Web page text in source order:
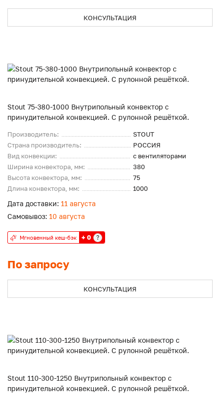
КОНСУЛЬТАЦИЯ
Stout 75-380-1000 Внутрипольный конвектор с
принудительной конвекцией. С рулонной решёткой.
Производитель:
STOUT
Страна производитель:
РОССИЯ
Вид конвекции:
с вентиляторами
Ширина конвектора, мм:
380
Высота конвектора, мм:
75
Длина конвектора, мм:
1000
По запросу
Дата доставки: 11 августа
Самовывоз: 10 августа
Мгновенный кеш-бэк + 0 ?
КОНСУЛЬТАЦИЯ
Stout 110-300-1250 Внутрипольный конвектор с
принудительной конвекцией. С рулонной решёткой.